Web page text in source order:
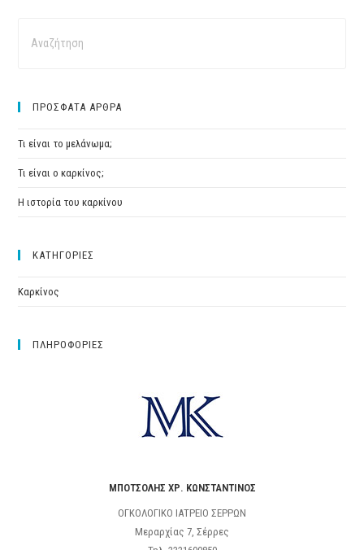
ΠΡΟΣΦΑΤΑ ΑΡΘΡΑ
Τι είναι το μελάνωμα;
Τι είναι ο καρκίνος;
Η ιστορία του καρκίνου
ΚΑΤΗΓΟΡΙΕΣ
Καρκίνος
ΠΛΗΡΟΦΟΡΙΕΣ
ΜΠΟΤΣΟΛΗΣ ΧΡ. ΚΩΝΣΤΑΝΤΙΝΟΣ
ΟΓΚΟΛΟΓΙΚΟ ΙΑΤΡΕΙΟ ΣΕΡΡΩΝ
Μεραρχίας 7, Σέρρες